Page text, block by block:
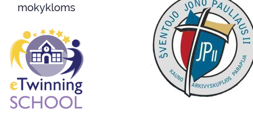
mokykloms